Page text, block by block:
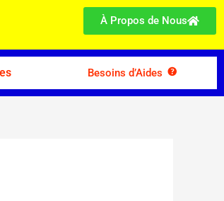
À Propos de Nous
Besoins d’Aides